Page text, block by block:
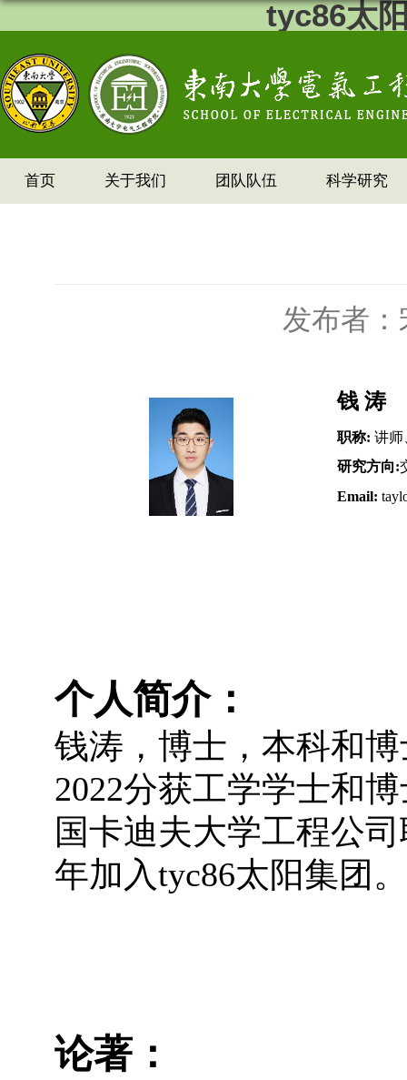
tyc86太
首页 关于我们 团队队伍 科学研究
发布者：
钱 涛
职称: 讲师
研究方向:
Email:
个人简介：
钱涛，博士，本科和
2022分获工学学士和
国卡迪夫大学工程公
年加入tyc86太阳集团。
论著：